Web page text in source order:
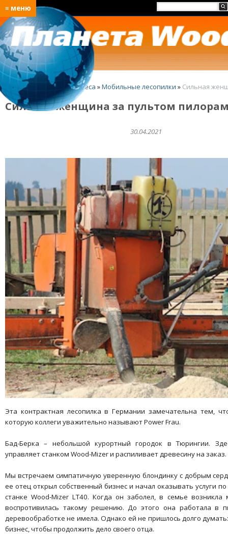
≡ меню
Главная Идеи для бизнеса »Мобильные лесопилки » Сильная
Сильная женщина за пультом
30.04.2021
Эта контрактная лесопилка в Германии замечательна тем,
которую коллеги уважительно называют Power Frau.
Бад-Берка – небольшой курортный городок в Тюрингии.
управляет станком Wood-Mizer и распиливает древесину на заказ.
Мы встречаем симпатичную уверенную блондинку с добрым
ее отец открыл собственный бизнес и начал оказывать услуги
станке Wood-Mizer LT40. Когда он заболел, в семье
воспротивилась такому решению. До этого она работала в
деревообработке не имела. Однако ей не пришлось долго
бизнес, чтобы продолжить дело своего отца.